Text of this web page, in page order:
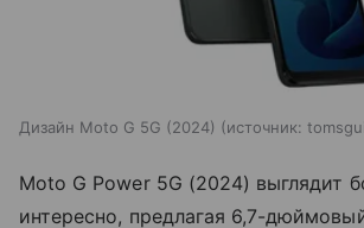
Дизайн Moto G 5G (2024) источник:
Moto G Power 5G (2024) выглядит
интересно, предлагая 6,7-